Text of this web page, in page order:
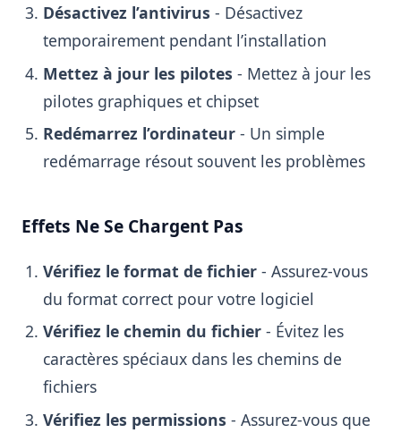
Désactivez l’antivirus - Désactivez
temporairement pendant l’installation
Mettez à jour les pilotes - Mettez à jour les
pilotes graphiques et chipset
Redémarrez l’ordinateur - Un simple
redémarrage résout souvent les problèmes
Effets Ne Se Chargent Pas
Vérifiez le format de fichier - Assurez-vous
du format correct pour votre logiciel
Vérifiez le chemin du fichier - Évitez les
caractères spéciaux dans les chemins de
fichiers
Vérifiez les permissions - Assurez-vous que